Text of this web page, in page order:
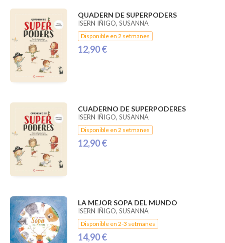
QUADERN DE SUPERPODERS
ISERN IÑIGO, SUSANNA
Disponible en 2 setmanes
12,90 €
CUADERNO DE SUPERPODERES
ISERN IÑIGO, SUSANNA
Disponible en 2 setmanes
12,90 €
LA MEJOR SOPA DEL MUNDO
ISERN IÑIGO, SUSANNA
Disponible en 2-3 setmanes
14,90 €